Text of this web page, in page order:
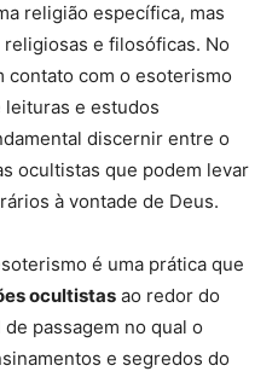
religião específica, mas
e filosóficas. No
contato com o esoterismo
leituras e estudos
discernir entre o
ocultistas que podem levar
à vontade de Deus.
é uma prática que
ocultistas ao redor do
passagem no qual o
e segredos do